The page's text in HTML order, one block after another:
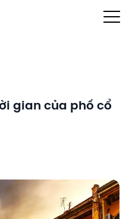
gian của phố cổ